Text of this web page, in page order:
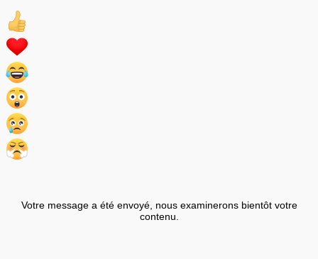
Votre message a été envoyé, nous examinerons bientôt votre
contenu.